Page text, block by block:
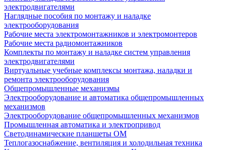
электродвигателями
Наглядные пособия по монтажу и наладке
электрооборудования
Рабочие места электромонтажников и электромонтеров
Рабочие места радиомонтажников
Комплекты по монтажу и наладке систем управления
электродвигателями
Виртуальные учебные комплексы монтажа, наладки и
ремонта электрооборудования
Общепромышленные механизмы
Электрооборудование и автоматика общепромышленных
механизмов
Электрооборудование общепромышленных механизмов
Промышленная автоматика и электропривод
Светодинамические планшеты ОМ
Теплогазоснабжение, вентиляция и холодильная техника